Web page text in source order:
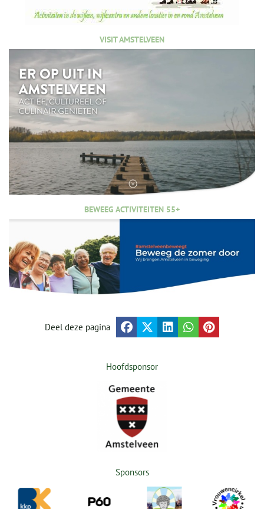
VISIT AMSTELVEEN
BEWEEG ACTIVITEITEN 55+
Deel deze pagina
Hoofdsponsor
Sponsors